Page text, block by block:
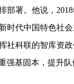
部署。他说，
时代中国特色社
社科联的智库资
基固本，提升队